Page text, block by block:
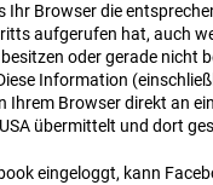
Ihr Browser die
aufgerufen hat, auch
oder gerade nicht
Information
Ihrem Browser direkt an
übermittelt und dort
eingeloggt, kann